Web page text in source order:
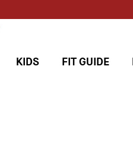
KIDS FIT GUIDE